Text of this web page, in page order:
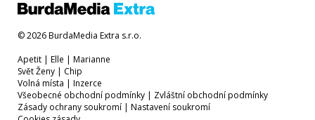
© 2026 BurdaMedia Extra s.r.o.
Apetit | Elle | Marianne
Svět Ženy | Chip
Volná místa | Inzerce
Všeobecné obchodní podmínky | Zvláštní obchodní podmínky
Zásady ochrany soukromí | Nastavení soukromí